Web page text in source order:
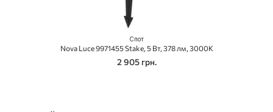
Спот
Nova Luce 9971455 Stake, 5 Вт, 378 лм, 3000K
2 905 грн.